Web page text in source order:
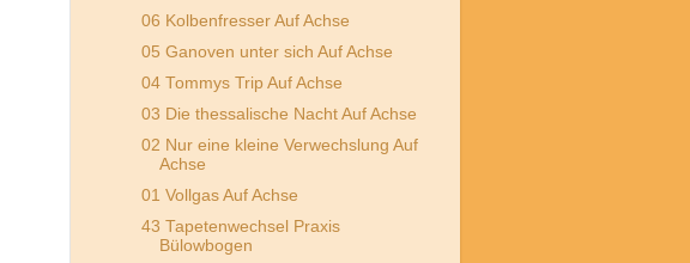
06 Kolbenfresser Auf Achse
05 Ganoven unter sich Auf Achse
04 Tommys Trip Auf Achse
03 Die thessalische Nacht Auf Achse
02 Nur eine kleine Verwechslung Auf
Achse
01 Vollgas Auf Achse
43 Tapetenwechsel Praxis
Bülowbogen